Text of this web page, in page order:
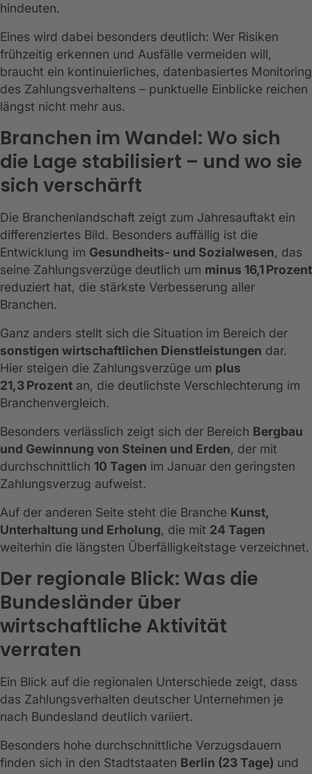
hindeuten.
Eines wird dabei besonders deutlich: Wer Risiken
frühzeitig erkennen und Ausfälle vermeiden will,
braucht ein kontinuierliches, datenbasiertes Monitoring
des Zahlungsverhaltens – punktuelle Einblicke reichen
längst nicht mehr aus.
Branchen im Wandel: Wo sich
die Lage stabilisiert – und wo sie
sich verschärft
Die Branchenlandschaft zeigt zum Jahresauftakt ein
differenziertes Bild. Besonders auffällig ist die
Entwicklung im Gesundheits- und Sozialwesen, das
seine Zahlungsverzüge deutlich um minus 16,1 Prozent
reduziert hat, die stärkste Verbesserung aller
Branchen.
Ganz anders stellt sich die Situation im Bereich der
sonstigen wirtschaftlichen Dienstleistungen dar.
Hier steigen die Zahlungsverzüge um plus
21,3 Prozent an, die deutlichste Verschlechterung im
Branchenvergleich.
Besonders verlässlich zeigt sich der Bereich Bergbau
und Gewinnung von Steinen und Erden, der mit
durchschnittlich 10 Tagen im Januar den geringsten
Zahlungsverzug aufweist.
Auf der anderen Seite steht die Branche Kunst,
Unterhaltung und Erholung, die mit 24 Tagen
weiterhin die längsten Überfälligkeitstage verzeichnet.
Der regionale Blick: Was die
Bundesländer über
wirtschaftliche Aktivität
verraten
Ein Blick auf die regionalen Unterschiede zeigt, dass
das Zahlungsverhalten deutscher Unternehmen je
nach Bundesland deutlich variiert.
Besonders hohe durchschnittliche Verzugsdauern
finden sich in den Stadtstaaten Berlin (23 Tage) und